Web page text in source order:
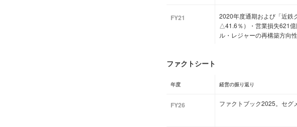
FY21
2020年度通期および「近鉄
△41.6％）・営業損失621
ル・レジャーの再構築方向性
ファクトシート
年度 経営の振り返り
FY26 ファクトブック2025。セグ